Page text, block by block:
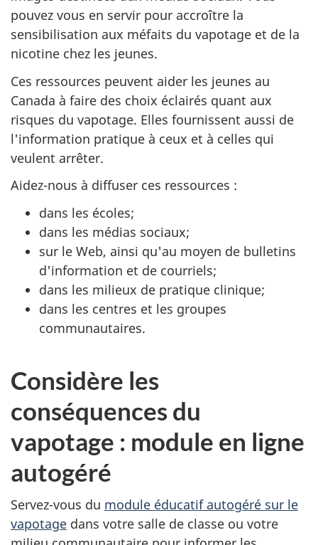
pouvez vous en servir pour accroître la
sensibilisation aux méfaits du vapotage et de la
nicotine chez les jeunes.
Ces ressources peuvent aider les jeunes au
Canada à faire des choix éclairés quant aux
risques du vapotage. Elles fournissent aussi de
l'information pratique à ceux et à celles qui
veulent arrêter.
Aidez-nous à diffuser ces ressources :
dans les écoles;
dans les médias sociaux;
sur le Web, ainsi qu'au moyen de bulletins
d'information et de courriels;
dans les milieux de pratique clinique;
dans les centres et les groupes
communautaires.
Considère les
conséquences du
vapotage : module en ligne
autogéré
Servez-vous du module éducatif autogéré sur le
vapotage dans votre salle de classe ou votre